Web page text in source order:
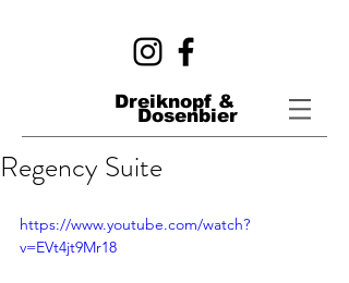
Dreiknopf &
Dosenbier
Regency Suite
https://www.youtube.com/watch?
v=EVt4jt9Mr18